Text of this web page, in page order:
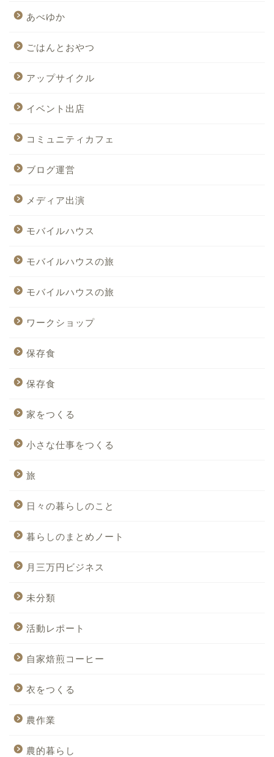
あべゆか
ごはんとおやつ
アップサイクル
イベント出店
コミュニティカフェ
ブログ運営
メディア出演
モバイルハウス
モバイルハウスの旅
モバイルハウスの旅
ワークショップ
保存食
保存食
家をつくる
小さな仕事をつくる
旅
日々の暮らしのこと
暮らしのまとめノート
月三万円ビジネス
未分類
活動レポート
自家焙煎コーヒー
衣をつくる
農作業
農的暮らし